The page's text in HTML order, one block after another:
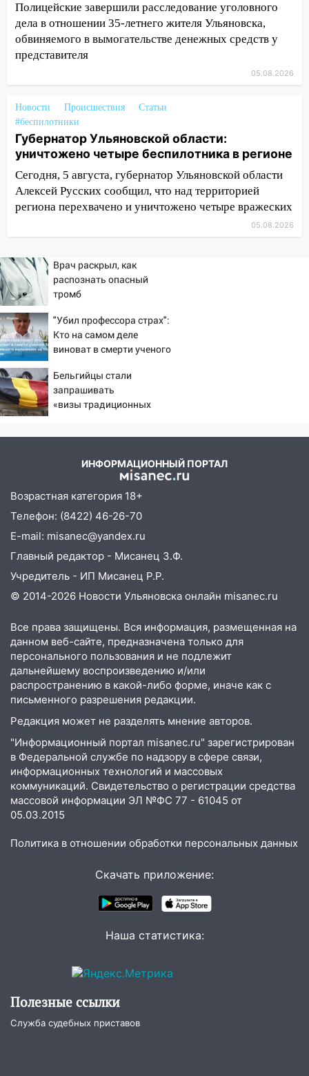
10:00
В Ульяновске дотла сгорел
легковой автомобиль
09:39 В Ульяновске будут судить десять
наркодилеров, снабжавших две области
избившим мужчину в трамвае
08:27 Ульяновская полиция получила
один из шести уникальных автомобилей
в России
07:02 Жара отступит: какой будет
погода в Ульяновске днем 5 августа
06:00
Мертвеца выкопали, посадили в
мешок и попытались утопить в Волге
05:30
Астрологи назвали самый
опасный день августа: что ждет каждый
знак 5 августа
23:27
Прокуратура проверяет
капремонт школы в посёлке Налейка
Ульяновцев приглашают сдать
20:17 Ульяновская область девятую
неделю подряд удерживает самые
низкие цены на подсолнечное масло
Ульяновской области выросли надои
молока
18:20 В Ульяновской области до конца
года благоустроят 20 родников
17:27 В Ульяновской области 114 детей-
сирот получили жильё с начала года
16:43 Дорожный сезон перевалил за
экватор: в Ульяновской области
обновили половину региональных трасс
16:31 В Ульяновской области
капитально отремонтируют 101
многоквартирный дом
16:30 Прогноз погоды в Ульяновской
не защищены от лесных пожаров
Пуля пробила окно квартиры на
16-м этаже в Ульяновске
Прокуратура потребовала
Инзенском районе
16:06
Симбирской епархии
Полицейские завершили расследование уголовного
дела в отношении 35-летнего жителя Ульяновска,
обвиняемого в вымогательстве денежных средств у
представителя
05.08.2026
Новости Происшествия
Статьи
#беспилотники
Губернатор Ульяновской области:
уничтожено четыре беспилотника в регионе
Сегодня, 5 августа, губернатор Ульяновской области
Алексей Русских сообщил, что над территорией
региона перехвачено и уничтожено четыре вражеских
05.08.2026
Врач раскрыл, как
распознать опасный
тромб
"Убил профессора страх":
Кто на самом деле
виноват в смерти ученого
мальчишек на поле с
горохом
Бельгийцы стали
запрашивать
«визы традиционных
ИНФОРМАЦИОННЫЙ ПОРТАЛ
Возрастная категория 18+
Телефон: (8422) 46-26-70
E-mail: misanec@yandex.ru
Главный редактор - Мисанец З.Ф.
Учредитель - ИП Мисанец Р.Р.
© 2014-2026 Новости Ульяновска онлайн misanec.ru
Все права защищены. Вся информация, размещенная на
данном веб-сайте, предназначена только для
персонального пользования и не подлежит
дальнейшему воспроизведению и/или
распространению в какой-либо форме, иначе как с
письменного разрешения редакции.
Редакция может не разделять мнение авторов.
"Информационный портал misanec.ru" зарегистрирован
в Федеральной службе по надзору в сфере связи,
информационных технологий и массовых
коммуникаций. Свидетельство о регистрации средства
массовой информации ЭЛ №ФС 77 - 61045 от
05.03.2015
Политика в отношении обработки персональных данных
Скачать приложение:
Наша статистика:
Полезные ссылки
Служба судебных приставов